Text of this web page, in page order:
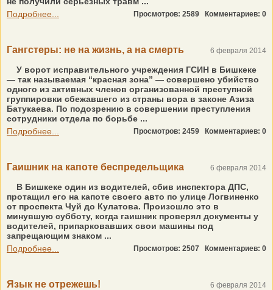
Подробнее...
Просмотров: 2589 Комментариев: 0
Гангстеры: не на жизнь, а на смерть 6 февраля 2014
У ворот исправительного учреждения ГСИН в Бишкеке
— так называемая “красная зона” — совершено убийство
одного из активных членов организованной преступной
группировки сбежавшего из страны вора в законе Азиза
Батукаева. По подозрению в совершении преступления
сотрудники отдела по борьбе ...
Подробнее...
Просмотров: 2459 Комментариев: 0
Гаишник на капоте беспредельщика 6 февраля 2014
В Бишкеке один из водителей, сбив инспектора ДПС,
протащил его на капоте своего авто по улице Логвиненко
от проспекта Чуй до Кулатова. Произошло это в
минувшую субботу, когда гаишник проверял документы у
водителей, припарковавших свои машины под
запрещающим знаком ...
Подробнее...
Просмотров: 2507 Комментариев: 0
Язык не отрежешь! 6 февраля 2014